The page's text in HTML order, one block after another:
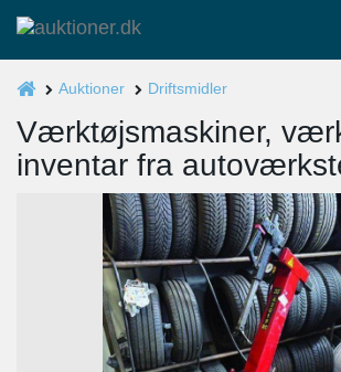
Auktioner Driftsmidler
Værktøjsmaskiner,
inventar fra